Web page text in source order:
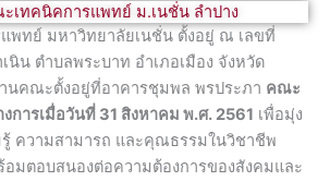
เทคนิคการแพทย์ ม.เนชั่น ลำปาง
ทย์ มหาวิทยาลัยเนชั่น ตั้งอยู่ ณ เลขที่
นิน ตำบลพระบาท อำเภอเมือง จังหวัด
นคณะตั้งอยู่ที่อาคารชุมพล พรประภา คณะ
การเมื่อวันที่ 31 สิงหาคม พ.ศ. 2561 เพื่อมุ่ง
ความสามารถ และคุณธรรมในวิชาชีพ
มตอบสนองต่อความต้องการของสังคมและ